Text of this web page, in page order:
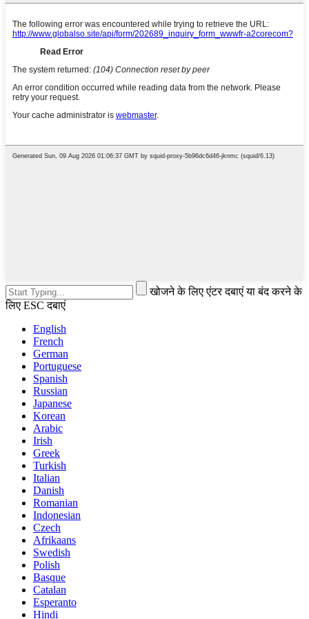
खोजने के लिए एंटर दबाएं या बंद करने के
लिए ESC दबाएं
English
French
German
Portuguese
Spanish
Russian
Japanese
Korean
Arabic
Irish
Greek
Turkish
Italian
Danish
Romanian
Indonesian
Czech
Afrikaans
Swedish
Polish
Basque
Catalan
Esperanto
Hindi